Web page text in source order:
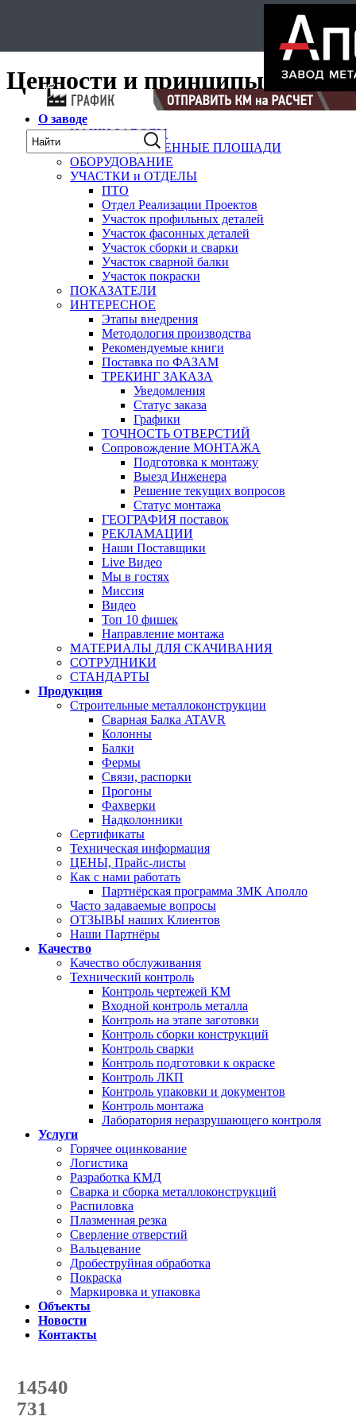
Ценности и принципы
О заводе
НАШИ ЗАВОДЫ
ПРОИЗВОДСТВЕННЫЕ ПЛОЩАДИ
ОБОРУДОВАНИЕ
УЧАСТКИ и ОТДЕЛЫ
ПТО
Отдел Реализации Проектов
Участок профильных деталей
Участок фасонных деталей
Участок сборки и сварки
Участок сварной балки
Участок покраски
ПОКАЗАТЕЛИ
ИНТЕРЕСНОЕ
Этапы внедрения
Методология производства
Рекомендуемые книги
Поставка по ФАЗАМ
ТРЕКИНГ ЗАКАЗА
Уведомления
Статус заказа
Графики
ТОЧНОСТЬ ОТВЕРСТИЙ
Сопровождение МОНТАЖА
Подготовка к монтажу
Выезд Инженера
Решение текущих вопросов
Статус монтажа
ГЕОГРАФИЯ поставок
РЕКЛАМАЦИИ
Наши Поставщики
Live Видео
Мы в гостях
Миссия
Видео
Топ 10 фишек
Направление монтажа
МАТЕРИАЛЫ ДЛЯ СКАЧИВАНИЯ
СОТРУДНИКИ
СТАНДАРТЫ
Продукция
Строительные металлоконструкции
Сварная Балка ATAVR
Колонны
Балки
Фермы
Связи, распорки
Прогоны
Фахверки
Надколонники
Сертификаты
Техническая информация
ЦЕНЫ, Прайс-листы
Как с нами работать
Партнёрская программа ЗМК Аполло
Часто задаваемые вопросы
ОТЗЫВЫ наших Клиентов
Наши Партнёры
Качество
Качество обслуживания
Технический контроль
Контроль чертежей КМ
Входной контроль металла
Контроль на этапе заготовки
Контроль сборки конструкций
Контроль сварки
Контроль подготовки к окраске
Контроль ЛКП
Контроль упаковки и документов
Контроль монтажа
Лаборатория неразрушающего контроля
Услуги
Горячее оцинкование
Логистика
Разработка КМД
Сварка и сборка металлоконструкций
Распиловка
Плазменная резка
Сверление отверстий
Вальцевание
Дробеструйная обработка
Покраска
Маркировка и упаковка
Объекты
Новости
Контакты
14540
с начала года
731
с начала месяца